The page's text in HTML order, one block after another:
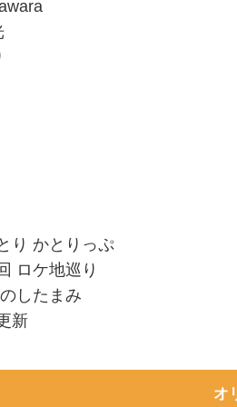
り かとりっぷ
ロケ地巡り
したまみ
新
オ